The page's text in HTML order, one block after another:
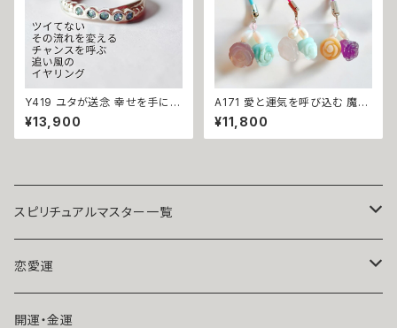
Y419 ユタが送念 幸せを手に入
れる 緊張改善 自信をもたらす
人間関係改善 仕事運アップ ブ
ルービジューライン リング 占い
守り 御守り 沖縄 強さ ネイチャ
¥13,900
A171 愛と運気を呼び込む 魔術
護符「ラブリチュアルチャーム 」
魔術師 アリエル お守り ストラッ
プ キーホルダー ローズクオー
サンゴ パール クリスタル 天然
¥11,800
スピリチュアルマスター一覧
魔術師アリエル
悪魔術師べリアル
恋愛運
片思い
開運・金運